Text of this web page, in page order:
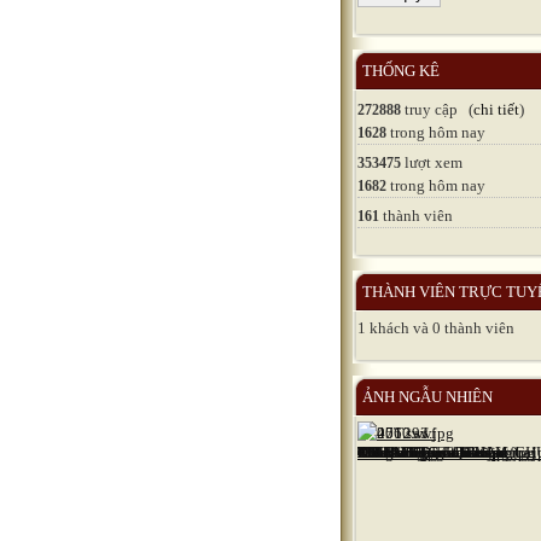
THỐNG KÊ
272888 truy cập (chi tiết)
1628 trong hôm nay
353475 lượt xem
1682 trong hôm nay
161 thành viên
THÀNH VIÊN TRỰC
1 khách và 0 thành viên
ẢNH NGẪU NHIÊN